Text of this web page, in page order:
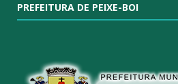
PREFEITURA DE PEIXE-BOI